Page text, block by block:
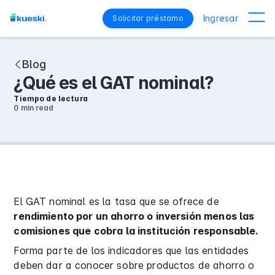
Solicitar préstamo Ingresar
Blog
¿Qué es el GAT nominal?
Tiempo de lectura
0 minread
El GAT nominal es la tasa que se ofrece de
rendimiento por un ahorro o inversión menos las
comisiones que cobra la institución responsable.
Forma parte de los indicadores que las entidades
deben dar a conocer sobre productos de ahorro o